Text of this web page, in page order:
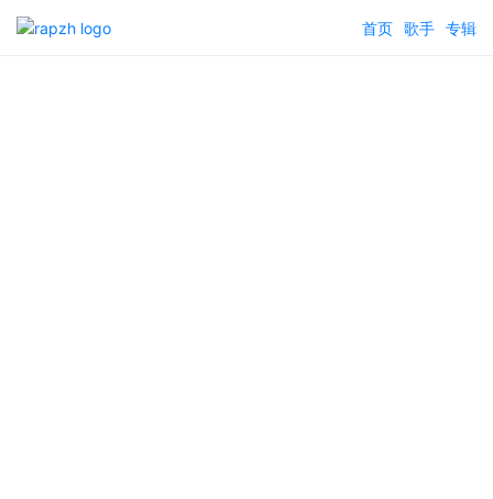
首页 歌手 专辑